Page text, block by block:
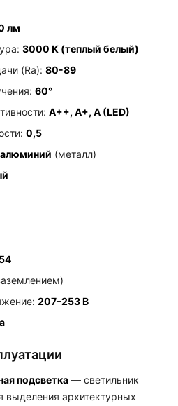
лм
3000 К (теплый белый)
(Ra): 80-89
60°
A++, A+, A (LED)
0,5
алюминий (металл)
207–253 В
подсветка — светильник
выделения архитектурных